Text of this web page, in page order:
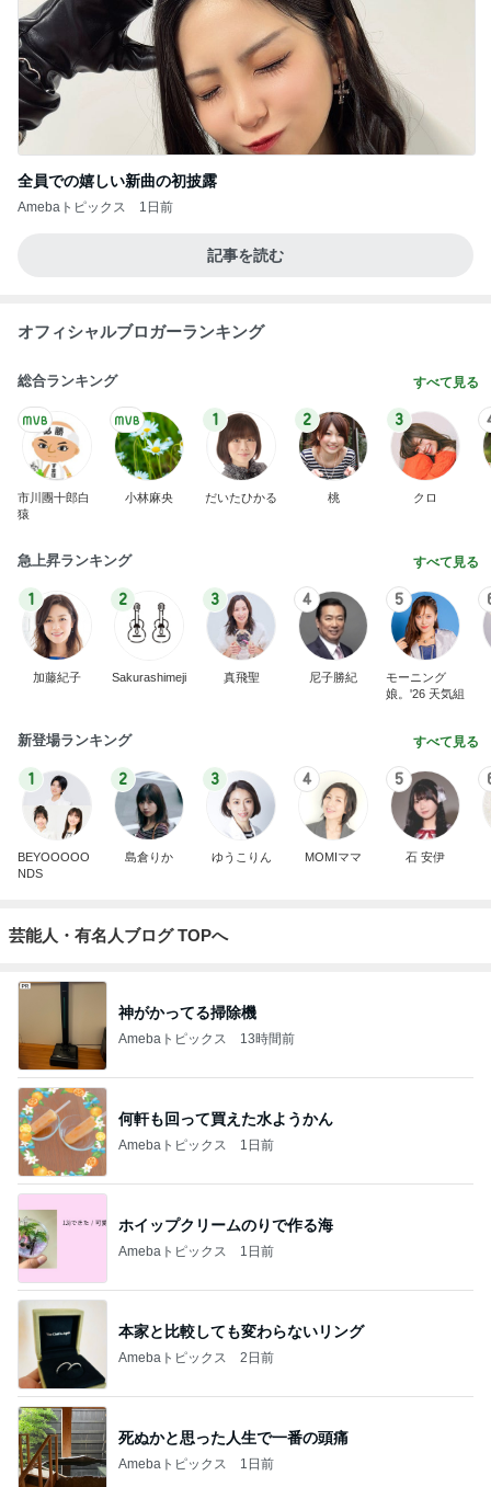
全員での嬉しい新曲の初披露
Amebaトピックス 1日前
記事を読む
オフィシャルブロガーランキング
総合ランキング すべて見る
市川團十郎白
猿
小林麻央
1
だいたひかる
2
桃
3
クロ
急上昇ランキング すべて見る
1
加藤紀子
2
Sakurashimeji
3
真飛聖
4
尼子勝紀
5
モーニング
娘。'26 天気組
新登場ランキング すべて見る
1
BEYOOOOO
NDS
2
島倉りか
3
ゆうこりん
4
MOMIママ
5
石 安伊
芸能人・有名人ブログ TOPへ
神がかってる掃除機
Amebaトピックス 13時間前
何軒も回って買えた水ようかん
Amebaトピックス 1日前
ホイップクリームのりで作る海
Amebaトピックス 1日前
本家と比較しても変わらないリング
Amebaトピックス 2日前
死ぬかと思った人生で一番の頭痛
Amebaトピックス 1日前